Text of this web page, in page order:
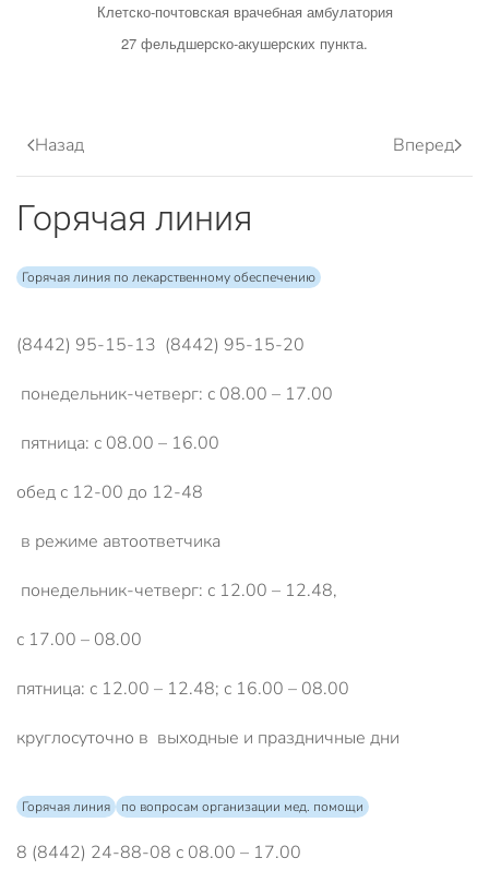
Клетско-почтовская врачебная амбулатория
27 фельдшерско-акушерских пункта.
Назад Вперед
Горячая линия
Горячая линия по лекарственному обеспечению
(8442) 95-15-13 (8442) 95-15-20
понедельник-четверг: с 08.00 – 17.00
пятница: с 08.00 – 16.00
обед с 12-00 до 12-48
в режиме автоответчика
понедельник-четверг: с 12.00 – 12.48,
с 17.00 – 08.00
пятница: с 12.00 – 12.48; с 16.00 – 08.00
круглосуточно в выходные и праздничные дни
Горячая линия по вопросам организации мед. помощи
8 (8442) 24-88-08 с 08.00 – 17.00